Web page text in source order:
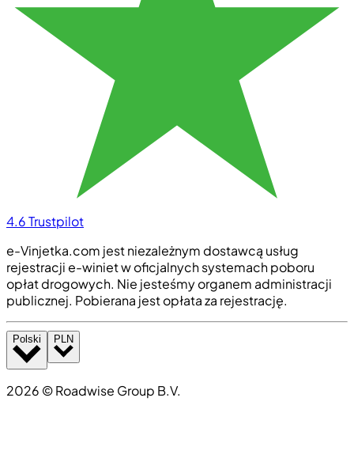
4.6Trustpilot
e-Vinjetka.com jest niezależnym dostawcą usług
rejestracji e-winiet w oficjalnych systemach poboru
opłat drogowych. Nie jesteśmy organem administracji
publicznej. Pobierana jest opłata za rejestrację.
Polski PLN
2026 ©Roadwise Group B.V.